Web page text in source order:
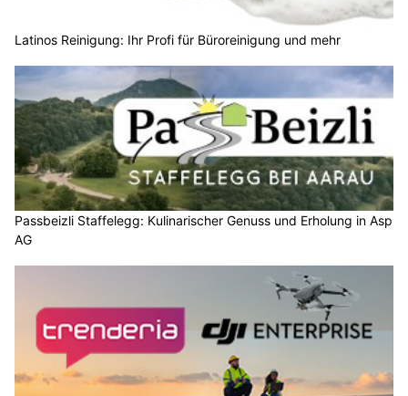
Latinos Reinigung: Ihr Profi für Büroreinigung und mehr
Passbeizli Staffelegg: Kulinarischer Genuss und Erholung in Asp
AG